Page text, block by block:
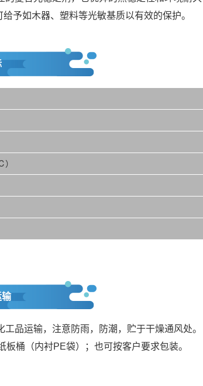
予如木器、塑料等光敏基质以有效的保护。
输
工品运输，注意防雨，防潮，贮于干燥通风处。
板桶（内衬PE袋）；也可按客户要求包装。